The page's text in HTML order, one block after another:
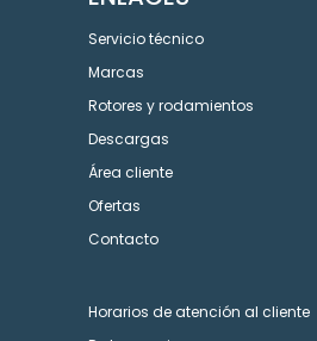
Servicio técnico
Marcas
Rotores y rodamientos
Descargas
Área cliente
Ofertas
Contacto
Horarios de atención al cliente